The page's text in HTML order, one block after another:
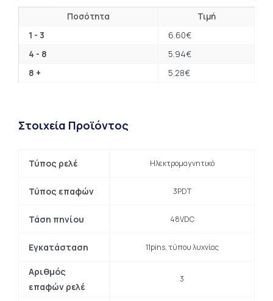
Ποσότητα
Τιμή
1 - 3
6.60€
4 - 8
5.94€
8 +
5.28€
Στοιχεία Προϊόντος
Τύπος ρελέ Ηλεκτρομαγνητικό
Τύπος επαφών 3PDT
Τάση πηνίου 48VDC
Εγκατάσταση 11pins, τύπου λυχνίας
Αριθμός
επαφών ρελέ
3